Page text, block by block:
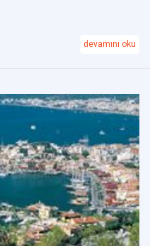
devamını oku